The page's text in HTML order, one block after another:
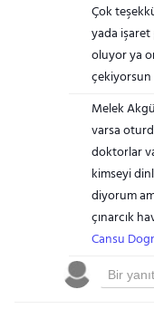
Çok
yada
oluyor ya
çekiyorsun
Melek
varsa
doktorlar
kimseyi
diyorum
çınarcık
Cansu